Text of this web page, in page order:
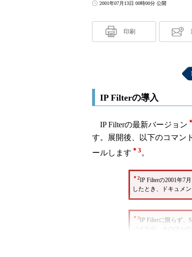
2001年07月13日 00時00分 公開
印刷
IP Filterの導入
IP Filterの最新バージョン
す。展開後、以下のコマン
ールします ＊3。
＊2IP Filterの2001年7
したとき、ドキュメ
＊3IP Filterに限らず、
パイラや、そのほか